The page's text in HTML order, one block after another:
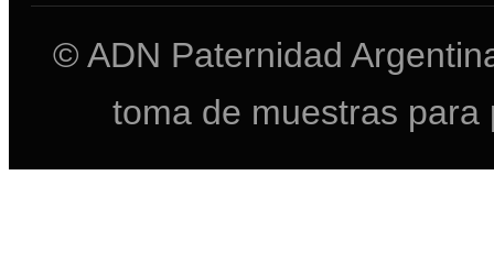
© ADN Paternidad
toma de muestras para